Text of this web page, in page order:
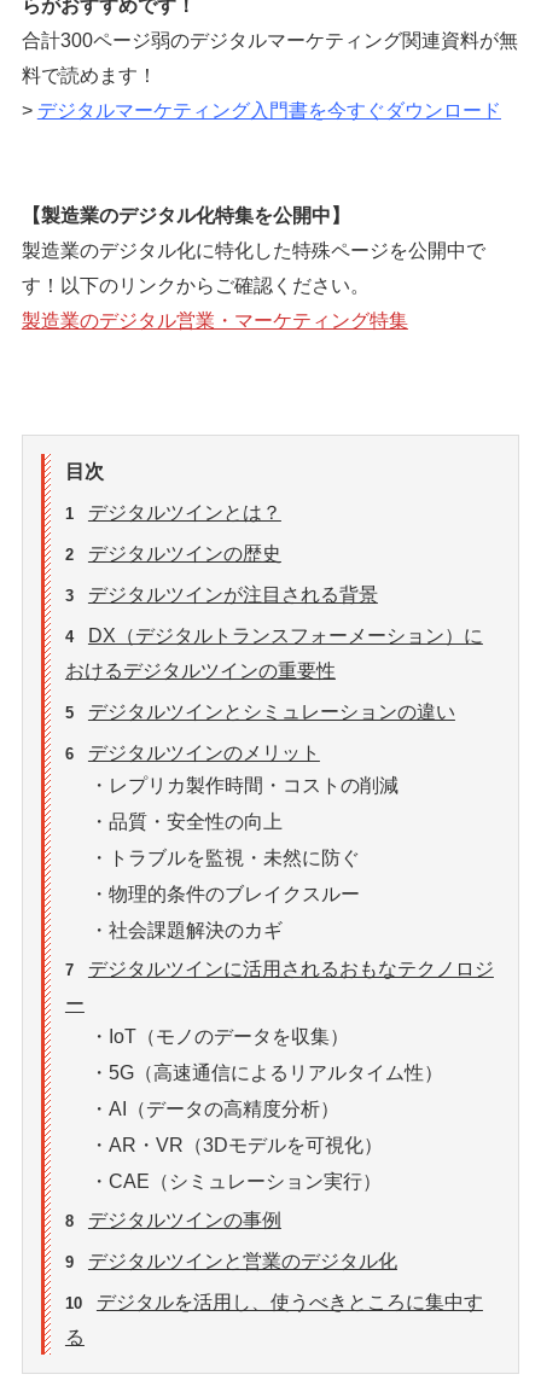
らがおすすめです！
合計300ページ弱のデジタルマーケティング関連資料が無
料で読めます！
> デジタルマーケティング入門書を今すぐダウンロード
【製造業のデジタル化特集を公開中】
製造業のデジタル化に特化した特殊ページを公開中で
す！以下のリンクからご確認ください。
製造業のデジタル営業・マーケティング特集
目次
1 デジタルツインとは？
2 デジタルツインの歴史
3 デジタルツインが注目される背景
4
DX（デジタルトランスフォーメーション）に
おけるデジタルツインの重要性
5 デジタルツインとシミュレーションの違い
6
デジタルツインのメリット
・レプリカ製作時間・コストの削減
・品質・安全性の向上
・トラブルを監視・未然に防ぐ
・物理的条件のブレイクスルー
・社会課題解決のカギ
7
デジタルツインに活用されるおもなテクノロジ
ー
・IoT（モノのデータを収集）
・5G（高速通信によるリアルタイム性）
・AI（データの高精度分析）
・AR・VR（3Dモデルを可視化）
・CAE（シミュレーション実行）
8 デジタルツインの事例
9 デジタルツインと営業のデジタル化
10
デジタルを活用し、使うべきところに集中す
る